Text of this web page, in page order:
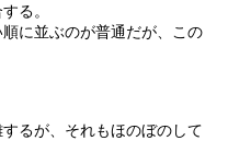
る。
に並ぶのが普通だが、この
るが、それもほのぼのして